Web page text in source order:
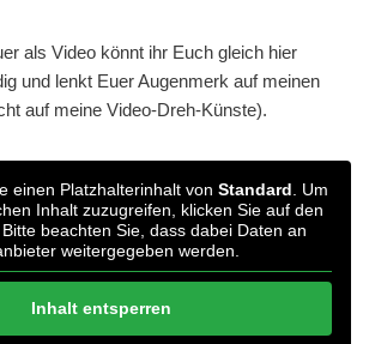
als Video könnt ihr Euch gleich hier
und lenkt Euer Augenmerk auf meinen
auf meine Video-Dreh-Künste).
einen Platzhalterinhalt von Standard . Um
Inhalt zuzugreifen, klicken Sie auf den
beachten Sie, dass dabei Daten an
weitergegeben werden.
Inhalt entsperren